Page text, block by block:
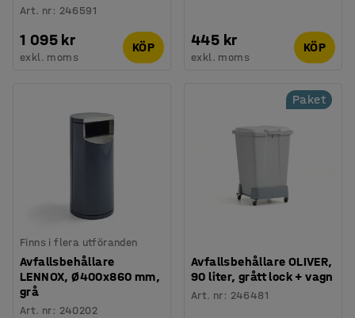
Art. nr: 246591
1 095 kr
exkl. moms
KÖP 445 kr
exkl. moms
KÖP
Finns i flera utföranden
Avfallsbehållare
LENNOX, Ø400x860 mm,
grå
Art. nr: 240202
Paket
Avfallsbehållare OLIVER,
90 liter, grått lock + vagn
Art. nr: 246481